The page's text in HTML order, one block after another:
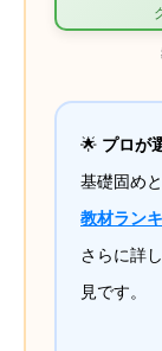
🌟 プロが
基礎固め
教材ラン
さらに詳
見です。